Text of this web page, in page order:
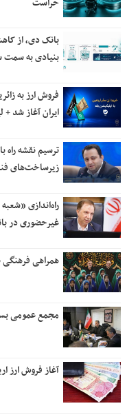
بنیادی به سمت
فروش ارز به
ایران آغاز
ترسیم نقشه راه
زیرساخت‌های
راه‌اندازی
غیرحضوری در
همراهی فرهنگی
مجمع عمومی
آغاز فروش ارز اربعین